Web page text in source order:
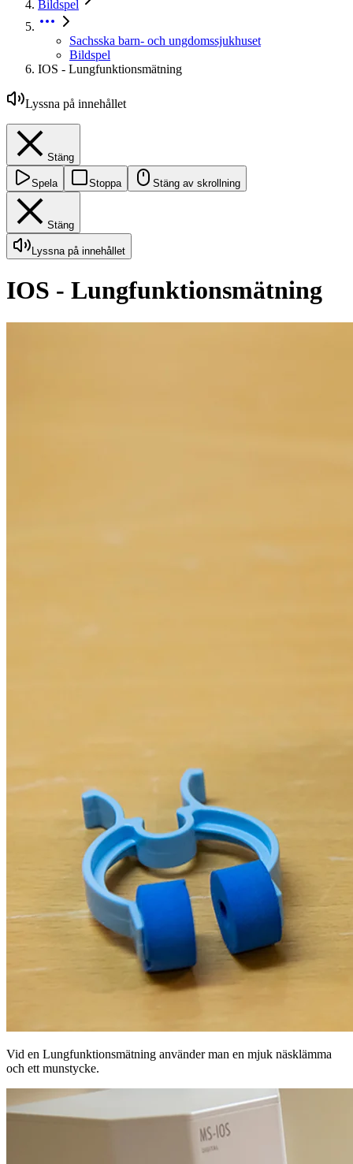
Bildspel
Sachsska barn- och ungdomssjukhuset
Bildspel
IOS - Lungfunktionsmätning
Lyssna på innehållet
Stäng
Spela Stoppa Stäng av skrollning
Stäng
Lyssna på innehållet
IOS - Lungfunktionsmätning
Vid en Lungfunktionsmätning använder man en mjuk näsklämma
och ett munstycke.